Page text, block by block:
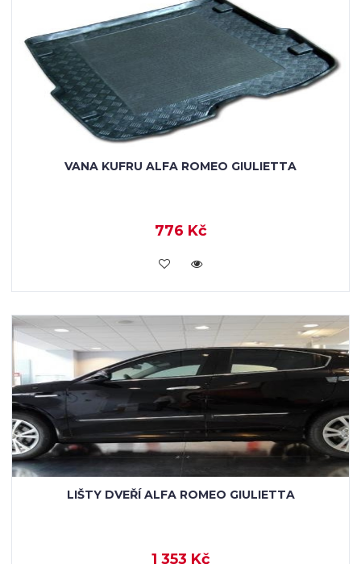
VANA KUFRU ALFA ROMEO GIULIETTA
776 Kč
KOUPIT
LIŠTY DVEŘÍ ALFA ROMEO GIULIETTA
1 353 Kč